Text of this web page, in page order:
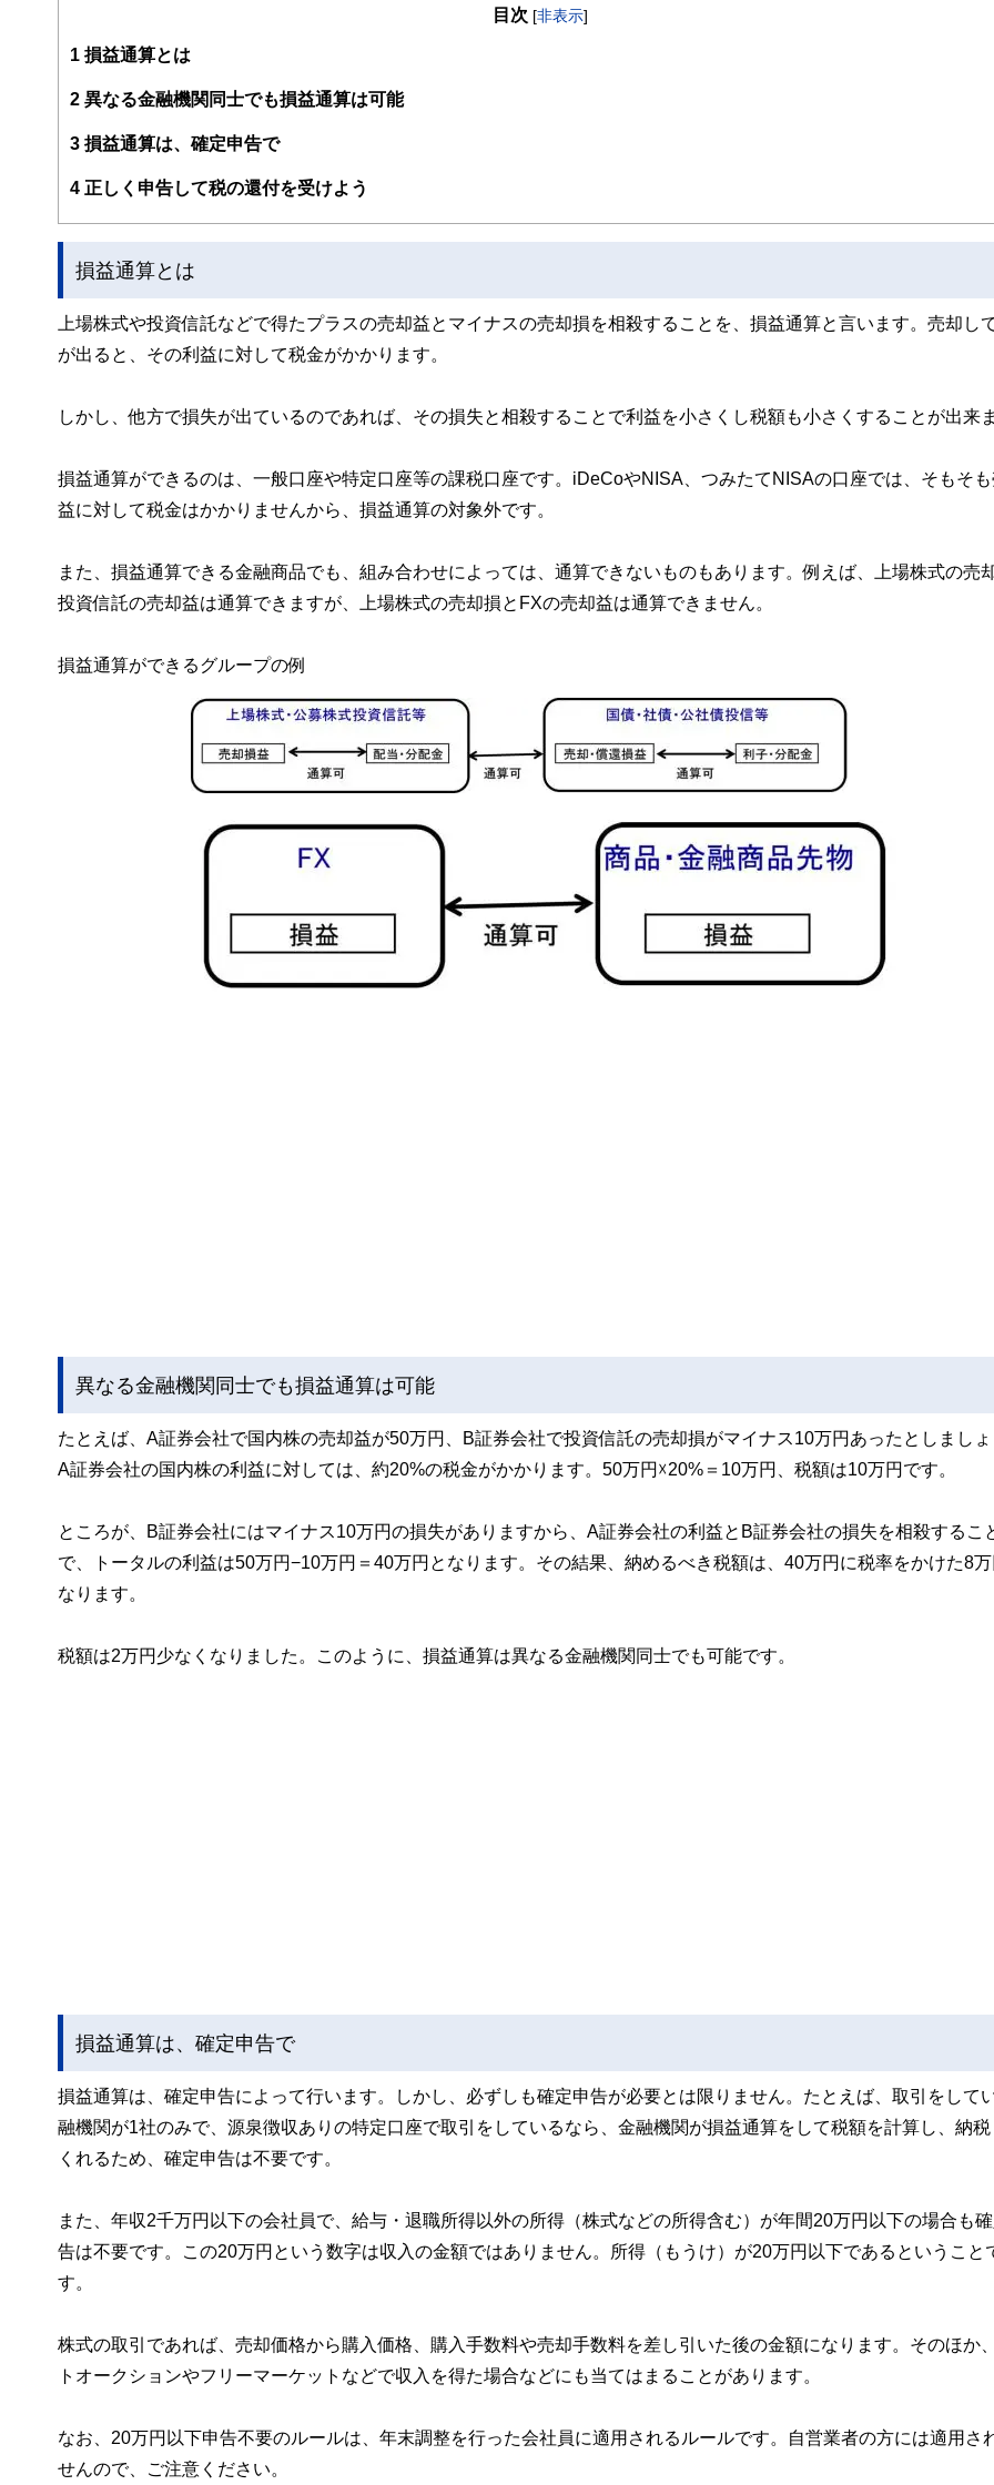
https://www.andasset.net/
目次 [非表示]
1 損益通算とは
2 異なる金融機関同士でも損益通算は可能
3 損益通算は、確定申告で
4 正しく申告して税の還付を受けよう
損益通算とは
上場株式や投資信託などで得たプラスの売却益とマイナスの売却損を相殺することを、損益通算と言います。売却し
が出ると、その利益に対して税金がかかります。
しかし、他方で損失が出ているのであれば、その損失と相殺することで利益を小さくし税額も小さくすることが出来
損益通算ができるのは、一般口座や特定口座等の課税口座です。iDeCoやNISA、つみたてNISAの口座では、そもそ
益に対して税金はかかりませんから、損益通算の対象外です。
また、損益通算できる金融商品でも、組み合わせによっては、通算できないものもあります。例えば、上場株式の売
投資信託の売却益は通算できますが、上場株式の売却損とFXの売却益は通算できません。
損益通算ができるグループの例
異なる金融機関同士でも損益通算は可能
たとえば、A証券会社で国内株の売却益が50万円、B証券会社で投資信託の売却損がマイナス10万円あったとしまし
A証券会社の国内株の利益に対しては、約20%の税金がかかります。50万円☓20%＝10万円、税額は10万円です。
ところが、B証券会社にはマイナス10万円の損失がありますから、A証券会社の利益とB証券会社の損失を相殺するこ
で、トータルの利益は50万円−10万円＝40万円となります。その結果、納めるべき税額は、40万円に税率をかけた8
なります。
税額は2万円少なくなりました。このように、損益通算は異なる金融機関同士でも可能です。
損益通算は、確定申告で
損益通算は、確定申告によって行います。しかし、必ずしも確定申告が必要とは限りません。たとえば、取引をして
融機関が1社のみで、源泉徴収ありの特定口座で取引をしているなら、金融機関が損益通算をして税額を計算し、納税
くれるため、確定申告は不要です。
また、年収2千万円以下の会社員で、給与・退職所得以外の所得（株式などの所得含む）が年間20万円以下の場合も
告は不要です。この20万円という数字は収入の金額ではありません。所得（もうけ）が20万円以下であるということ
す。
株式の取引であれば、売却価格から購入価格、購入手数料や売却手数料を差し引いた後の金額になります。そのほか
トオークションやフリーマーケットなどで収入を得た場合などにも当てはまることがあります。
なお、20万円以下申告不要のルールは、年末調整を行った会社員に適用されるルールです。自営業者の方には適用さ
せんので、ご注意ください。